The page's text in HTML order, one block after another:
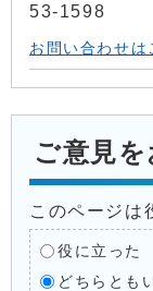
53-1598
お問い合わせは
ご意見
このページは
役に立った
どちらとも